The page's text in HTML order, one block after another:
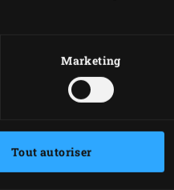
Marketing
Tout autoriser